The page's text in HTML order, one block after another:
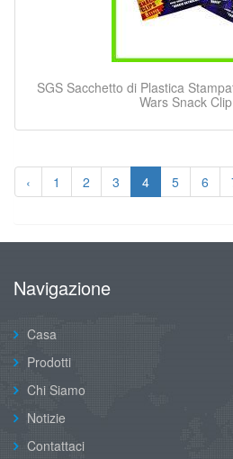
SGS Sacchetto di Plastica
Wars Snack
‹ 1 2 3 4 5 6
Navigazione
Casa
Prodotti
Chi Siamo
Notizie
Contattaci